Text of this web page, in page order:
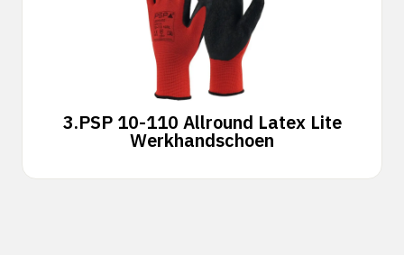
3.PSP 10-110 Allround Latex Lite
Werkhandschoen